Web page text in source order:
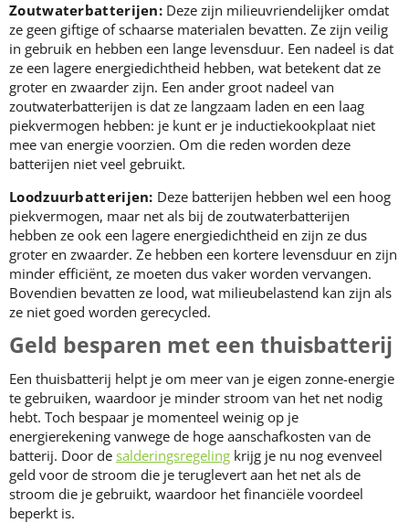
Zoutwaterbatterijen: Deze zijn milieuvriendelijker omdat
ze geen giftige of schaarse materialen bevatten. Ze zijn veilig
in gebruik en hebben een lange levensduur. Een nadeel is dat
ze een lagere energiedichtheid hebben, wat betekent dat ze
groter en zwaarder zijn. Een ander groot nadeel van
zoutwaterbatterijen is dat ze langzaam laden en een laag
piekvermogen hebben: je kunt er je inductiekookplaat niet
mee van energie voorzien. Om die reden worden deze
batterijen niet veel gebruikt.
Loodzuurbatterijen: Deze batterijen hebben wel een hoog
piekvermogen, maar net als bij de zoutwaterbatterijen
hebben ze ook een lagere energiedichtheid en zijn ze dus
groter en zwaarder. Ze hebben een kortere levensduur en zijn
minder efficiënt, ze moeten dus vaker worden vervangen.
Bovendien bevatten ze lood, wat milieubelastend kan zijn als
ze niet goed worden gerecycled.
Geld besparen met een thuisbatterij
Een thuisbatterij helpt je om meer van je eigen zonne-energie
te gebruiken, waardoor je minder stroom van het net nodig
hebt. Toch bespaar je momenteel weinig op je
energierekening vanwege de hoge aanschafkosten van de
batterij. Door de salderingsregeling krijg je nu nog evenveel
geld voor de stroom die je teruglevert aan het net als de
stroom die je gebruikt, waardoor het financiële voordeel
beperkt is.